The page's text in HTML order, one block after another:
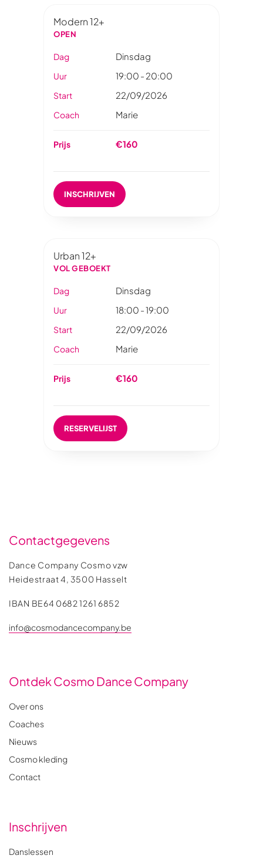
Modern 12+
OPEN
Dag Dinsdag
Uur 19:00 - 20:00
Start 22/09/2026
Coach Marie
Prijs €160
INSCHRIJVEN
Urban 12+
VOL GEBOEKT
Dag Dinsdag
Uur 18:00 - 19:00
Start 22/09/2026
Coach Marie
Prijs €160
RESERVELIJST
Contactgegevens
Dance Company Cosmo vzw
Heidestraat 4, 3500 Hasselt
IBAN BE64 0682 1261 6852
info@cosmodancecompany.be
Ontdek Cosmo Dance Company
Over ons
Coaches
Nieuws
Cosmo kleding
Contact
Inschrijven
Danslessen